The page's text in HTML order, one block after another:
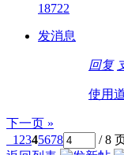
18722
发消息
回复
使用
下一页 »
1 2345678 / 8